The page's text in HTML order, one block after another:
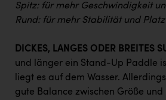
ZGONC
Österreichisches
Spitz: für mehr Geschwindigkeit
Rund: für mehr Stabilität und Platz
DICKES, LANGES ODER BREITES
und länger ein Stand-Up Paddle
liegt es auf dem Wasser.
gute Balance zwischen Größe und